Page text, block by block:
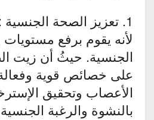
1. تعزيز الصحة الجنسية :
لأنه يقوم برفع مستويات
الجنسية. حيثُ أن زيت
على خصائص قوية
الأعصاب وتحقيق
بالنشوة والرغبة